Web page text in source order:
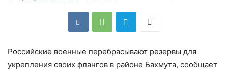
Российские военные перебрасывают резервы для
укрепления своих флангов в районе Бахмута, сообщает